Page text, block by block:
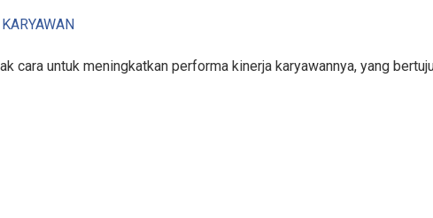
cara untuk meningkatkan performa kinerja karyawannya, yang